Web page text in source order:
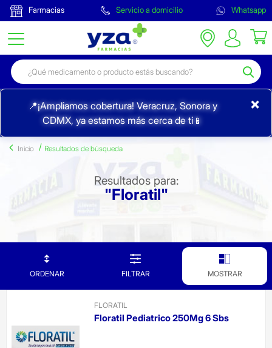
Farmacias Servicio a domicilio Whatsapp
📍¡Ampliamos cobertura! Veracruz, Sonora y
CDMX, ya estamos más cerca de ti📱
×
Inicio Resultados de búsqueda
Resultados para:
"Floratil"
ORDENAR FILTRAR MOSTRAR
FLORATIL
Floratil Pediatrico 250Mg 6 Sbs